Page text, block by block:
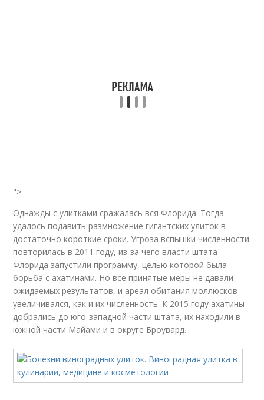
">
Однажды с улитками сражалась вся Флорида. Тогда
удалось подавить размножение гигантских улиток в
достаточно короткие сроки. Угроза вспышки численности
повторилась в 2011 году, из-за чего власти штата
Флорида запустили программу, целью которой была
борьба с ахатинами. Но все принятые меры не давали
ожидаемых результатов, и ареал обитания моллюсков
увеличивался, как и их численность. К 2015 году ахатины
добрались до юго-западной части штата, их находили в
южной части Майами и в округе Броувард.